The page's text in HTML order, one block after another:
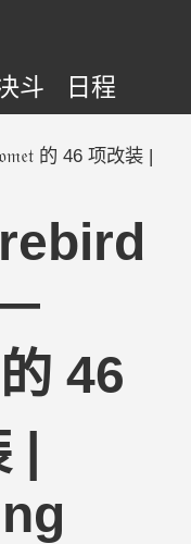
斗 日程
的 46 项改装 |
46
|